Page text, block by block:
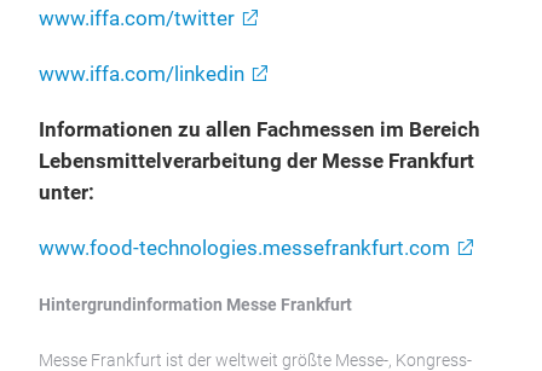
www.iffa.com/twitter
www.iffa.com/linkedin
Informationen zu allen Fachmessen im Bereich
Lebensmittelverarbeitung der Messe Frankfurt
unter:
www.food-technologies.messefrankfurt.com
Hintergrundinformation Messe Frankfurt
Messe Frankfurt ist der weltweit größte Messe-, Kongress-